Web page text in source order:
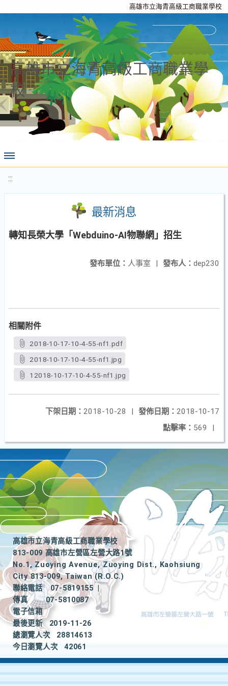
高雄市立海青高級工商職業學校
高雄市立海青高級工商職業學
校
:::
最新消息
轉知長榮大學「Webduino-AI物聯網」招生
發布人： dep230
發布單位： 人事室 |
相關附件
2018-10-17-10-4-55-nf1.pdf
2018-10-17-10-4-55-nf1.jpg
12018-10-17-10-4-55-nf1.jpg
發佈日期： 2018-10-17
下架日期： 2018-10-28
|
點擊率： 569 |
高雄市立海青高級工商職業學校
813-009 高雄市左營區左營大路1號
No.1, Zuoying Avenue, Zuoying Dist., Kaohsiung
City 813-009, Taiwan (R.O.C.)
聯絡電話
07-5819155
|
傳真
07-5810087
電子信箱
最後更新
2019-11-26
總瀏覽人次
28814613
今日瀏覽人次
42061